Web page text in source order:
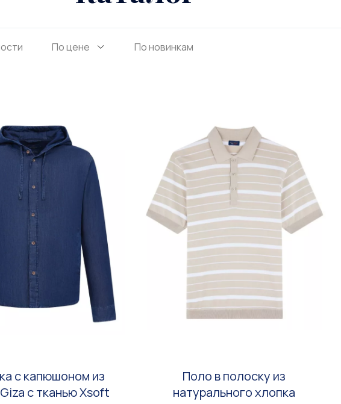
По цене По новинкам
с капюшоном из
с тканью Xsoft
Поло в полоску из
натурального хлопка